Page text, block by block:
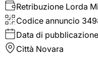
Retribuzione Lorda
Codice annuncio
Data di pubblicazione
Città Novara